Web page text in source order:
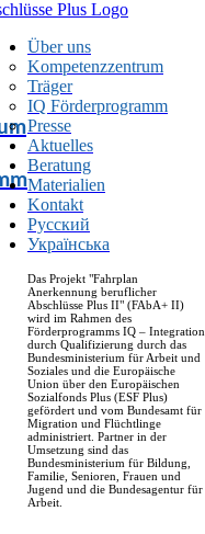
Über uns
Kompetenzzentrum
Träger
IQ Förderprogramm
Presse
Aktuelles
Beratung
Materialien
Kontakt
Русский
Українська
Das Projekt "Fahrplan
Anerkennung beruflicher
Abschlüsse Plus II" (FAbA+ II)
wird im Rahmen des
Förderprogramms IQ – Integration
durch Qualifizierung durch das
Bundesministerium für Arbeit und
Soziales und die Europäische
Union über den Europäischen
Sozialfonds Plus (ESF Plus)
gefördert und vom Bundesamt für
Migration und Flüchtlinge
administriert. Partner in der
Umsetzung sind das
Bundesministerium für Bildung,
Familie, Senioren, Frauen und
Jugend und die Bundesagentur für
Arbeit.